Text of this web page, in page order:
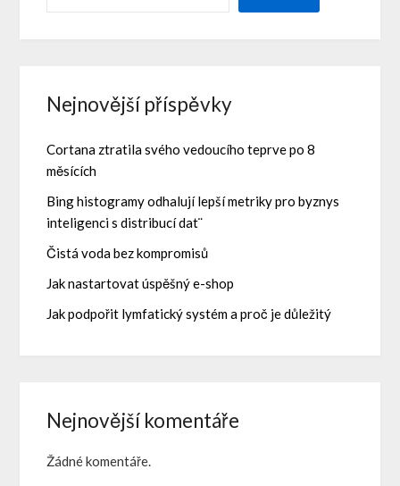
Nejnovější příspěvky
Cortana ztratila svého vedoucího teprve po 8
měsících
Bing histogramy odhalují lepší metriky pro byznys
inteligenci s distribucí dat¨
Čistá voda bez kompromisů
Jak nastartovat úspěšný e-shop
Jak podpořit lymfatický systém a proč je důležitý
Nejnovější komentáře
Žádné komentáře.